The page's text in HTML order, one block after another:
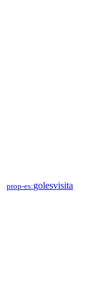
prop-es:golesvisita